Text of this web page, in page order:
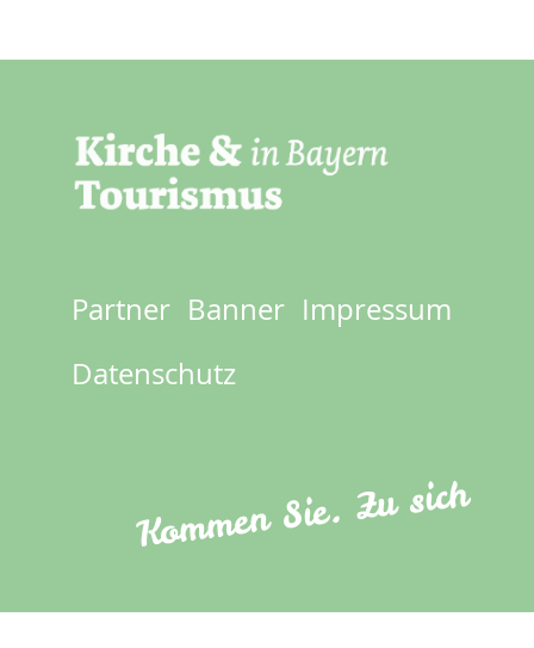
Footer
menu
Partner Banner Impressum
Datenschutz
Kommen Sie. Zu sich